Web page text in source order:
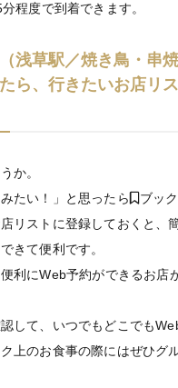
程度で到着できます。
浅草駅／焼き鳥・串
ら、行きたいお店リ
か。
たい！」と思ったら
ブッ
リストに登録しておくと、
きて便利です。
利にWeb予約ができるお店
して、いつでもどこでも
上のお食事の際にはぜひグ